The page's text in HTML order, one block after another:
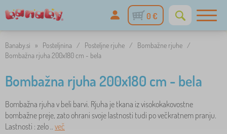
0 €
Banaby.si » Posteljnina / Posteljne rjuhe / Bombažne rjuhe /
Bombažna rjuha 200x180 cm - bela
Bombažna rjuha 200x180 cm - bela
Bombažna rjuha v beli barvi. Rjuha je tkana iz visokokakovostne
bombažne preje, zato ohrani svoje lastnosti tudi po večkratnem pranju.
Lastnosti : zelo .. več